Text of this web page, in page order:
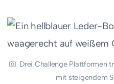
Drei Challenge Plattformen
mit steigendem